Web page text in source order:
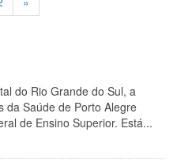
do Rio Grande do Sul, a
da Saúde de Porto Alegre
de Ensino Superior. Está...